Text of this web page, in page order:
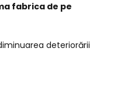
fabrica de pe
deteriorării